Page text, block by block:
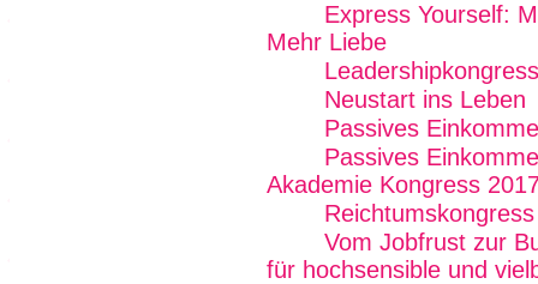
Express Yourself:
Mehr Liebe
Leadershipkongress
Neustart ins Leben
Passives
Passives
Akademie Kongress
Reichtumskongress
Vom Jobfrust zur
für hochsensible und